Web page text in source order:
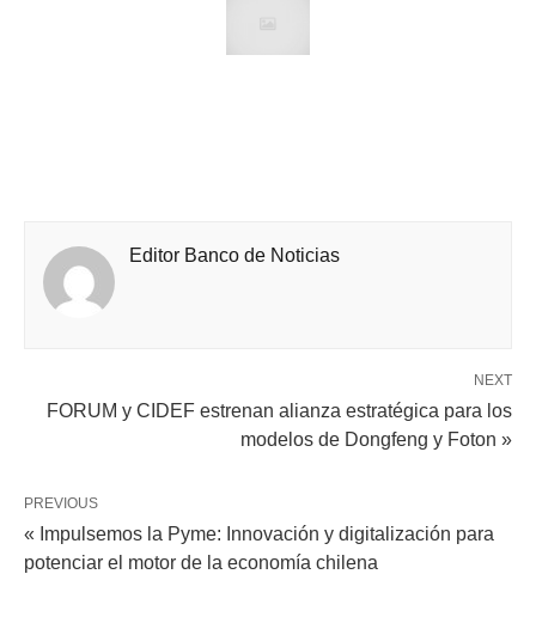
Editor Banco de Noticias
NEXT
FORUM y CIDEF estrenan alianza estratégica para los
modelos de Dongfeng y Foton »
PREVIOUS
« Impulsemos la Pyme: Innovación y digitalización para
potenciar el motor de la economía chilena